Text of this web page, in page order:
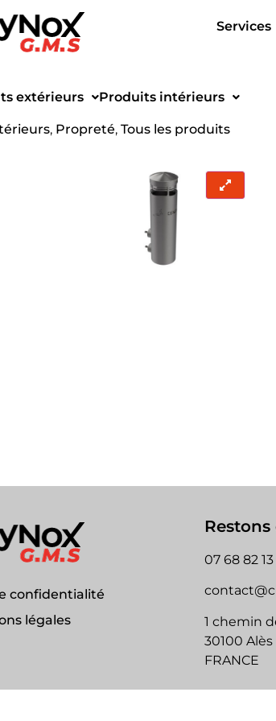
Services
extérieurs Produits intérieurs
, Propreté, Tous les produits
confidentialité
légales
07 68 82 13
1 chemin
30100 Alès
FRANCE